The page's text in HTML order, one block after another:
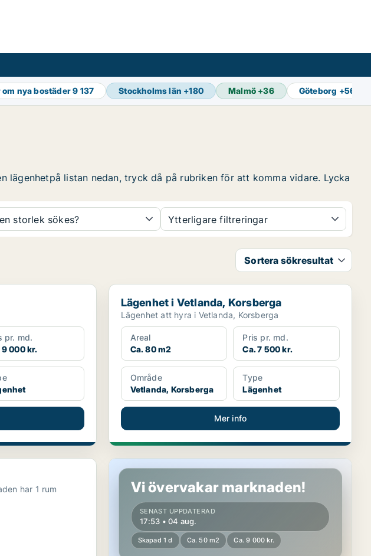
nya bostäder9 137 Stockholms län +180 Malmö +36 Göteborg +56
lägenhetpå listan nedan, tryck då på rubriken för att komma vidare. Lycka
storlek sökes? Ytterligare filtreringar
Sortera sökresultat
pr. md.
9 000 kr.
Lägenhet i Vetlanda, Korsberga
Lägenhet i Vetlanda, Korsberga
Lägenhet att hyra i Vetlanda, Korsberga
Areal
Ca. 80 m2
Pris pr. md.
Ca. 7 500 kr.
Område
Vetlanda, Korsberga
Type
Lägenhet
Mer info
i Värnamo Bostaden har 1 rum
Lägenhet i Jönköping
Vi övervakar marknaden!
SENAST UPPDATERAD
17:53 • 04 aug.
Skapad 1 d Ca. 50 m2 Ca. 9 000 kr.